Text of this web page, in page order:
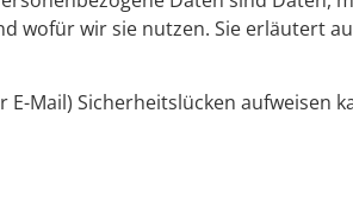
wir sie nutzen. Sie erläutert
Mail) Sicherheitslücken aufweisen